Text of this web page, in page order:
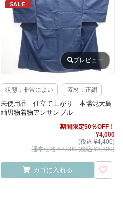
SALE
プレビュー
状態：非常によい 素材：正絹
未使用品 仕立て上がり 本場泥大島
紬男物着物アンサンブル
期間限定50％OFF！
¥4,000
(税込 ¥4,400)
通常価格 ¥8,000 (税込 ¥8,800)
カゴに入れる